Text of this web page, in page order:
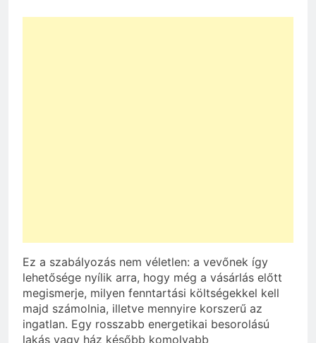
Ez a szabályozás nem véletlen: a vevőnek így
lehetősége nyílik arra, hogy még a vásárlás előtt
megismerje, milyen fenntartási költségekkel kell
majd számolnia, illetve mennyire korszerű az
ingatlan. Egy rosszabb energetikai besorolású
lakás vagy ház később komolyabb